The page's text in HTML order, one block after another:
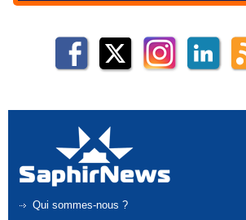
Qui sommes-nous ?